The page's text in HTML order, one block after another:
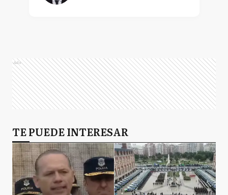
Ads
TE PUEDE INTERESAR